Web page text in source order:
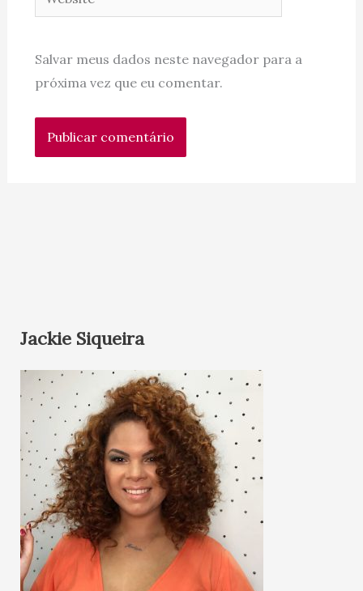
Salvar meus dados neste navegador para a
próxima vez que eu comentar.
Jackie Siqueira